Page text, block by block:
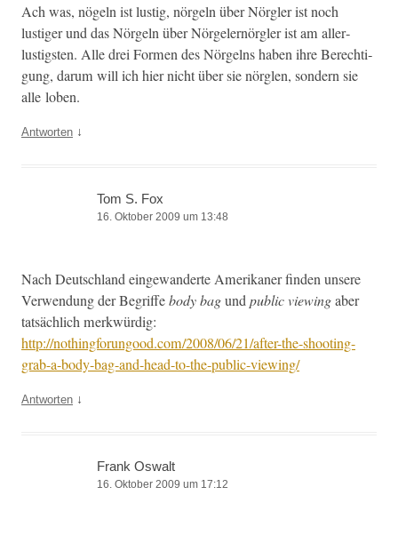
Ach was, nögeln ist lustig, nörgeln über Nör­gler ist noch
lustiger und das Nörgeln über Nörgel­ernör­gler ist am aller­
lustig­sten. Alle drei For­men des Nörgelns haben ihre Berech­ti­
gung, darum will ich hier nicht über sie nör­glen, son­dern sie
alle loben.
Antworten ↓
Tom S. Fox
16. Oktober 2009 um 13:48
Nach Deutsch­land einge­wan­derte Amerikan­er find­en unsere
Ver­wen­dung der Begriffebody bagundpub­lic view­ingaber
tat­säch­lich merk­würdig:
http://nothingforungood.com/2008/06/21/after-the-shooting-
grab-a-body-bag-and-head-to-the-public-viewing/
Antworten ↓
Frank Oswalt
16. Oktober 2009 um 17:12